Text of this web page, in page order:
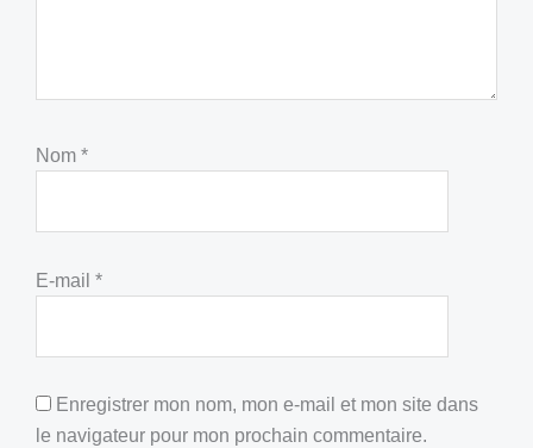
Nom *
E-mail *
Enregistrer mon nom, mon e-mail et mon site dans
le navigateur pour mon prochain commentaire.